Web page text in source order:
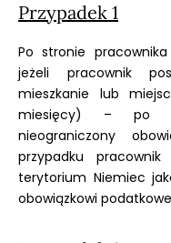
Przypadek 1
Po stronie
jeżeli pracownik
mieszkanie lub
miesięcy) – po
nieograniczony
przypadku
terytorium Niemiec
obowiązkowi